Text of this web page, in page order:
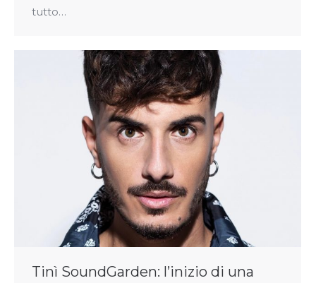
tutto…
Tinì SoundGarden: l’inizio di una